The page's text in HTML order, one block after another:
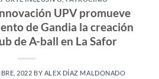
UPV promueve
de Gandia la creación
de A-ball en La Safor
2022 BY ALEX DÍAZ MALDONADO